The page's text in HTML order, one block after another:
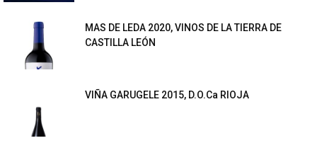
MAS DE LEDA 2020, VINOS DE LA TIERRA DE
CASTILLA LEÓN
VIÑA GARUGELE 2015, D.O.Ca RIOJA